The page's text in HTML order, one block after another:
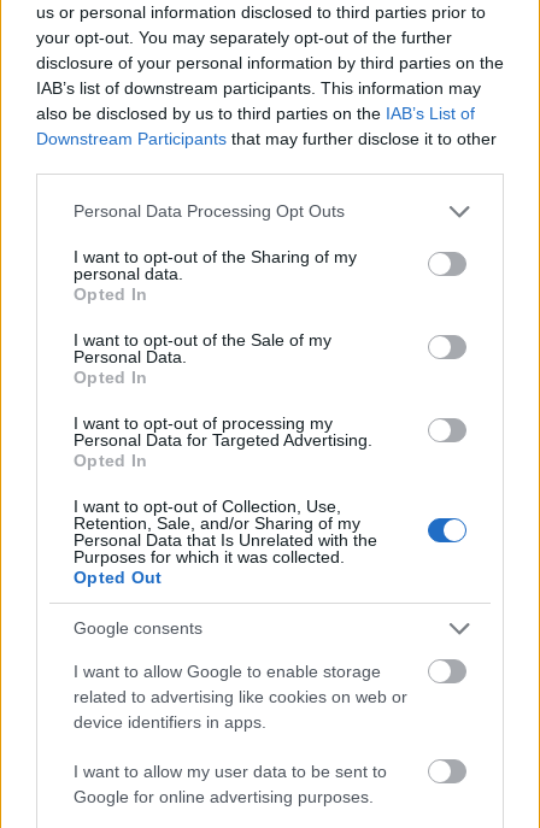
us or personal information disclosed to third parties prior to
your opt-out. You may separately opt-out of the further
disclosure of your personal information by third parties on the
IAB’s list of downstream participants. This information may
also be disclosed by us to third parties on the IAB’s List of
Downstream Participants that may further disclose it to other
Please note that this website/app uses one or more Google
not limited to your visit or usage behaviour. You may click to
grant or deny consent to Google and its third-party tags to
use your data for below specified purposes in below Google
consent section.
Personal Data Processing Opt Outs
I want to opt-out of the Sharing of my
personal data.
Opted In
I want to opt-out of the Sale of my
Personal Data.
Opted In
I want to opt-out of processing my
Personal Data for Targeted Advertising.
Opted In
I want to opt-out of Collection, Use,
Retention, Sale, and/or Sharing of my
Personal Data that Is Unrelated with the
Purposes for which it was collected.
Opted Out
Google consents
I want to allow Google to enable storage
related to advertising like cookies on web or
device identifiers in apps.
I want to allow my user data to be sent to
Google for online advertising purposes.
Αξιολογήσεις
Όνομα*
Email*
Αποθήκευσε το όνομά μου, email, και τον ιστότοπο μου σε
αυτόν τον πλοηγό για την επόμενη φορά που θα σχολιάσω.
ΠΙΣΩ ΣΕ Προσκοπικά παιχνίδια
Σχετικά προϊόντα
,Ζωηρά
Βαθμολογήθηκε με0 από 5
Υλικά: Για κάθε Ενωμοτία χρειαζόμαστε: Έναν κρίκο πάνω στον
οποίο δένουμε τη μία άκρη τόσων σχοινιών όσοι και οι πρόσκοποι
ΤΗΛΕΚΑΤΕΥΘΥΝΟΜΕΝΟΣ
ΓΕΡΑΝΟΠΡΟΣΚΟΠΟΣ
Βαθμολογήθηκε με0από 5
Υλικά: 3 σχοινιά μήκους 4 m και ένα υπόστρωμα ανά Ενωμοτία, 5
πλαστικά μπουκάλια ανά Ενωμοτία Περιγραφή: Το παιχνίδι αυτό